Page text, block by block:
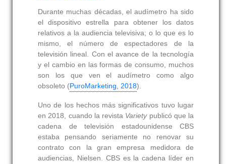
Durante muchas décadas, el audímetro ha sido
el dispositivo estrella para obtener los datos
relativos a la audiencia televisiva; o lo que es lo
mismo, el número de espectadores de la
televisión lineal. Con el avance de la tecnología
y el cambio en las formas de consumo, muchos
son los que ven el audímetro como algo
obsoleto (PuroMarketing, 2018).
Uno de los hechos más significativos tuvo lugar
en 2018, cuando la revista Varietypublicó que la
cadena de televisión estadounidense CBS
estaba pensando seriamente no renovar su
contrato con la gran empresa medidora de
audiencias, Nielsen. CBS es la cadena líder en